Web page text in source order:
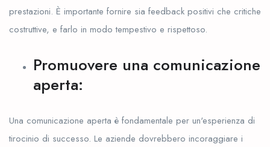
prestazioni. È importante fornire sia feedback positivi che critiche
costruttive, e farlo in modo tempestivo e rispettoso.
Promuovere una comunicazione
aperta:
Una comunicazione aperta è fondamentale per un'esperienza di
tirocinio di successo. Le aziende dovrebbero incoraggiare i